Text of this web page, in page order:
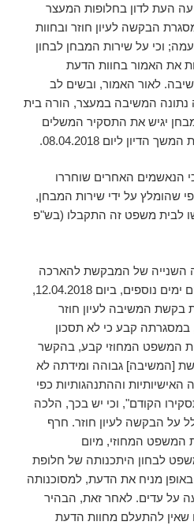
העת לדון בחלופות המעצר
הבקשה לעיון חוזר ובחוות
וכי על שירות המבחן לבחון
את האמור בחוות הדעת
לאור האמור, ובשים לב
המשיבה במעצר, הורה בית
יגיש את התסקיר המשלים
ליום 08.04.2018.
הנאשמים האחרים שוחררו
שהומלץ על ידי שירות המבחן,
לבית משפט זה התקבלו (בש"פ
השנייה של המבקשת להארכה
מעצרה של המשיבה בתשעים ימים נוספים, ביום 12.04.2018,
המשיבה לעיון חוזר
מיום 26.10.2017, במסגרתה קבע כי לא תסכון
המשפט המחוזי קבע, בהקשר
[המשיבה] גבוהה ומידתה לא
וההתנהגותיות כפי
הקודם", וכי יש בכך, הלכה
על הבקשה לעיון חוזר. חרף
המשפט המחוזי, מיום
המשפט לבחון היתכנותה של חלופת
מניח את הדעת, למסוכנותה
על עדים. לאחר זאת, הבהיר
שאין להתעלם מחוות הדעת